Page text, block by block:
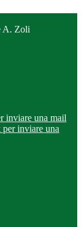
A. Zoli
inviare una mail
inviare una